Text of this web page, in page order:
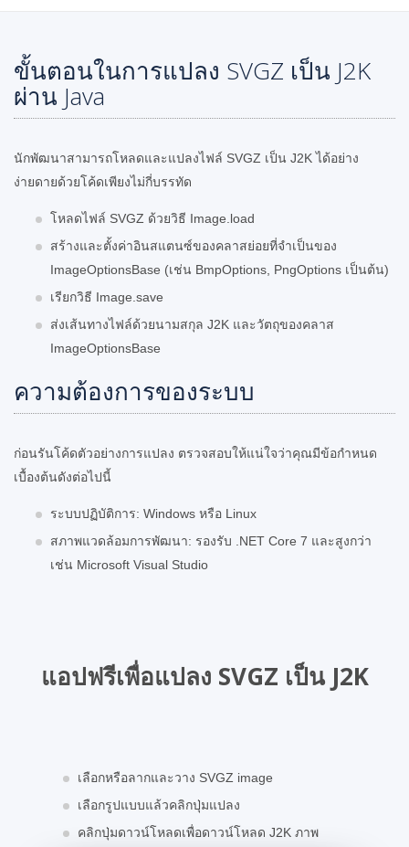
ขั้นตอนในการแปลง SVGZ เป็น J2K
ผ่าน Java
นักพัฒนาสามารถโหลดและแปลงไฟล์ SVGZ เป็น J2K ได้อย่าง
ง่ายดายด้วยโค้ดเพียงไม่กี่บรรทัด
โหลดไฟล์ SVGZ ด้วยวิธี Image.load
สร้างและตั้งค่าอินสแตนซ์ของคลาสย่อยที่จำเป็นของ
ImageOptionsBase (เช่น BmpOptions, PngOptions เป็นต้น)
เรียกวิธี Image.save
ส่งเส้นทางไฟล์ด้วยนามสกุล J2K และวัตถุของคลาส
ImageOptionsBase
ความต้องการของระบบ
ก่อนรันโค้ดตัวอย่างการแปลง ตรวจสอบให้แน่ใจว่าคุณมีข้อกำหนด
เบื้องต้นดังต่อไปนี้
ระบบปฏิบัติการ: Windows หรือ Linux
สภาพแวดล้อมการพัฒนา: รองรับ .NET Core 7 และสูงกว่า
เช่น Microsoft Visual Studio
แอปฟรีเพื่อแปลง SVGZ เป็น J2K
เลือกหรือลากและวาง SVGZ image
เลือกรูปแบบแล้วคลิกปุ่มแปลง
คลิกปุ่มดาวน์โหลดเพื่อดาวน์โหลด J2K ภาพ